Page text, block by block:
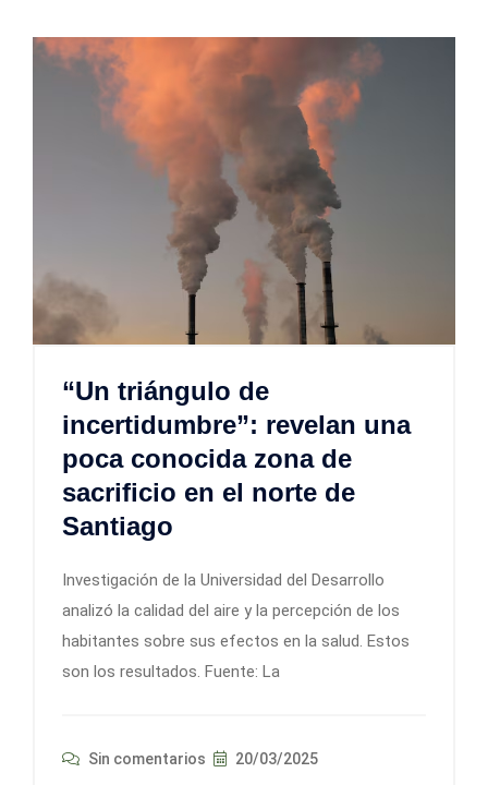
“Un triángulo de
incertidumbre”: revelan una
poca conocida zona de
sacrificio en el norte de
Santiago
Investigación de la Universidad del Desarrollo
analizó la calidad del aire y la percepción de los
habitantes sobre sus efectos en la salud. Estos
son los resultados. Fuente: La
Sin comentarios 20/03/2025